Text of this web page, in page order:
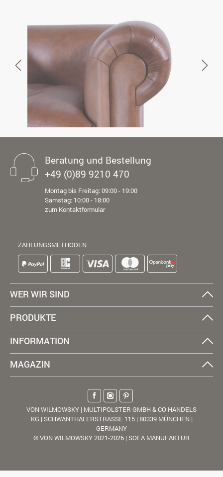
Beratung und Bestellung
+49 (0)89 9210 470
Montag bis Freitag: 09:00 - 19:00
Samstag: 10:00 - 18:00
zum Kontaktformular
ZAHLUNGSMETHODEN
WER WIR SIND
PRODUKTE
INFORMATION
MAGAZIN
VON WILMOWSKY | MULTIPOLSTER GMBH & CO HANDELS
KG | SCHWANTHALERSTRASSE 115 | 80339 MÜNCHEN |
GERMANY
© VON WILMOWSKY 2021-2026 | SOFA MANUFAKTUR